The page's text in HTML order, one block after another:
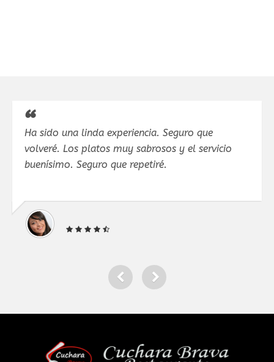
Ha sido una linda experiencia. Seguro que
volveré. Los platos muy sabrosos y el servicio
buenísimo. Seguro que repetiré.